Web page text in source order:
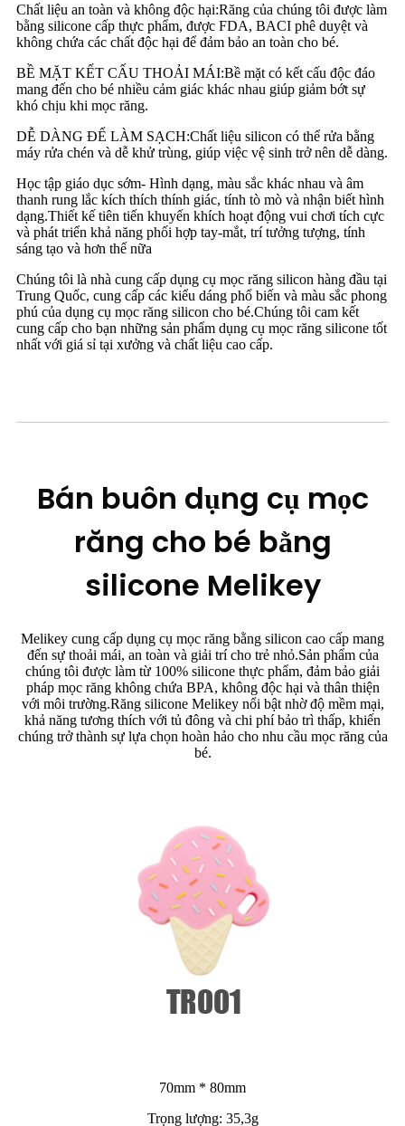
Chất liệu an toàn và không độc hại:Răng của chúng tôi được làm
bằng silicone cấp thực phẩm, được FDA, BACI phê duyệt và
không chứa các chất độc hại để đảm bảo an toàn cho bé.
BỀ MẶT KẾT CẤU THOẢI MÁI:Bề mặt có kết cấu độc đáo
mang đến cho bé nhiều cảm giác khác nhau giúp giảm bớt sự
khó chịu khi mọc răng.
DỄ DÀNG ĐỂ LÀM SẠCH:Chất liệu silicon có thể rửa bằng
máy rửa chén và dễ khử trùng, giúp việc vệ sinh trở nên dễ dàng.
Học tập giáo dục sớm- Hình dạng, màu sắc khác nhau và âm
thanh rung lắc kích thích thính giác, tính tò mò và nhận biết hình
dạng.Thiết kế tiên tiến khuyến khích hoạt động vui chơi tích cực
và phát triển khả năng phối hợp tay-mắt, trí tưởng tượng, tính
sáng tạo và hơn thế nữa
Chúng tôi là nhà cung cấp dụng cụ mọc răng silicon hàng đầu tại
Trung Quốc, cung cấp các kiểu dáng phổ biến và màu sắc phong
phú của dụng cụ mọc răng silicon cho bé.Chúng tôi cam kết
cung cấp cho bạn những sản phẩm dụng cụ mọc răng silicone tốt
nhất với giá sỉ tại xưởng và chất liệu cao cấp.
Bán buôn dụng cụ mọc
răng cho bé bằng
silicone Melikey
Melikey cung cấp dụng cụ mọc răng bằng silicon cao cấp mang
đến sự thoải mái, an toàn và giải trí cho trẻ nhỏ.Sản phẩm của
chúng tôi được làm từ 100% silicone thực phẩm, đảm bảo giải
pháp mọc răng không chứa BPA, không độc hại và thân thiện
với môi trường.Răng silicone Melikey nổi bật nhờ độ mềm mại,
khả năng tương thích với tủ đông và chi phí bảo trì thấp, khiến
chúng trở thành sự lựa chọn hoàn hảo cho nhu cầu mọc răng của
bé.
70mm * 80mm
Trọng lượng: 35,3g